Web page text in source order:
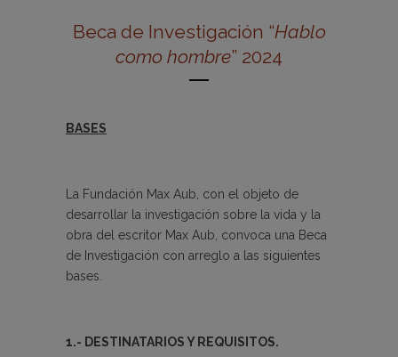
Beca de Investigación “Hablo
como hombre” 2024
BASES
La Fundación Max Aub, con el objeto de
desarrollar la investigación sobre la vida y la
obra del escritor Max Aub, convoca una Beca
de Investigación con arreglo a las siguientes
bases.
1.- DESTINATARIOS Y REQUISITOS.